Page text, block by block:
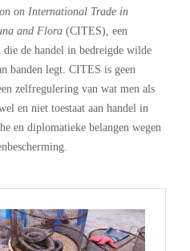
on International Trade in
and Flora (CITES), een
de handel in bedreigde wilde
banden legt. CITES is geen
zelfregulering van wat men als
en niet toestaat aan handel in
en diplomatieke belangen wegen